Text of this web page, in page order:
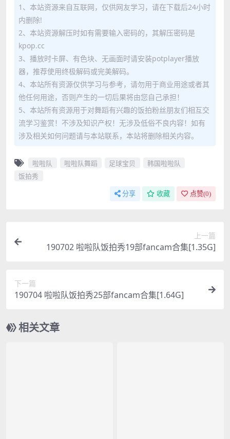
1、本站资源来自互联网，仅供网友学习，请在下载后24小时
内删除!
2、本站资源解压时如有需要输入密码的，其解压密码是
kpop.cc
3、播放时卡屏、有色块、无画面时请安装potplayer播放
器，推荐使用终极解码或完美解码。
4、本站所有资源仅供学习与参考，请勿用于商业用途或者其
他任何用途，否则产生的一切后果将由您自己承担！
5、本站所有资源用于对舞蹈有兴趣的饭拍粉丝朋友们相互交
流学习鉴赏！不涉及知识产权！无涉及低俗不良内容！如有
涉及相关如何问题请与本站联系，本站将删除相关内容。
啦啦队 啦啦队舞蹈 足球宝贝
韩国啦啦队
饭拍秀
分享 收藏 点赞(0)
上一篇
190702 啦啦队饭拍秀19部fancam合集[1.35G]
下一篇
190704 啦啦队饭拍秀25部fancam合集[1.64G]
相关文章